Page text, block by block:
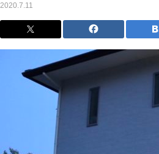
2020.7.11